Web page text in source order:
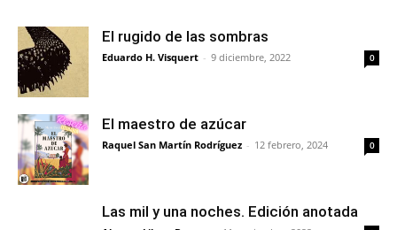
El rugido de las sombras
Eduardo H. Visquert - 9 diciembre, 2022 0
El maestro de azúcar
Raquel San Martín Rodríguez - 12 febrero, 2024 0
Las mil y una noches. Edición anotada